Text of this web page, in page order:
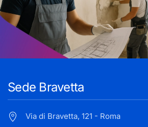
Sede Bravetta
Via di Bravetta, 121 - Roma